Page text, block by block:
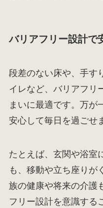
バリアフリー設計で
段差のない床や、手す
イレなど、バリアフリ
まいに最適です。万が
安心して毎日を過ごせ
たとえば、玄関や浴室
も、移動や立ち座りが
族の健康や将来の介護
フリー設計を意識する